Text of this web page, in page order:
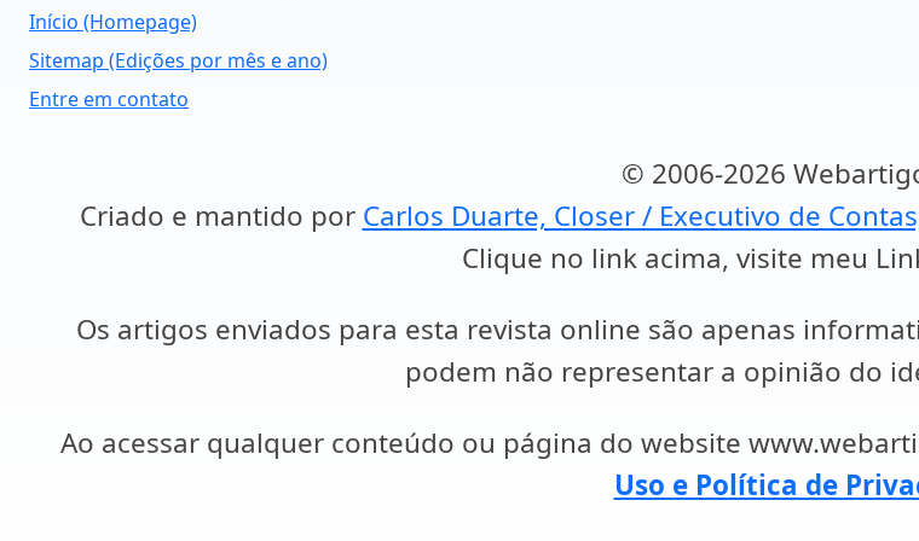
Início (Homepage)
Sitemap (Edições por mês e ano)
Entre em contato
© 2006-2026
Criado e mantido por Carlos Duarte, Closer / Executivo de
Clique no link acima, visite meu
Os artigos enviados para esta revista online são apenas
podem não representar a opinião do
Ao acessar qualquer conteúdo ou página do website
Uso e Política de